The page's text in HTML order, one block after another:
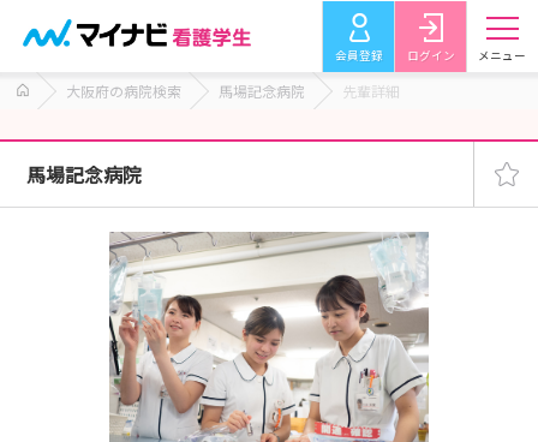
会員登録 ログイン メニュー
大阪府の病院検索 馬場記念病院 先輩詳細
馬場記念病院